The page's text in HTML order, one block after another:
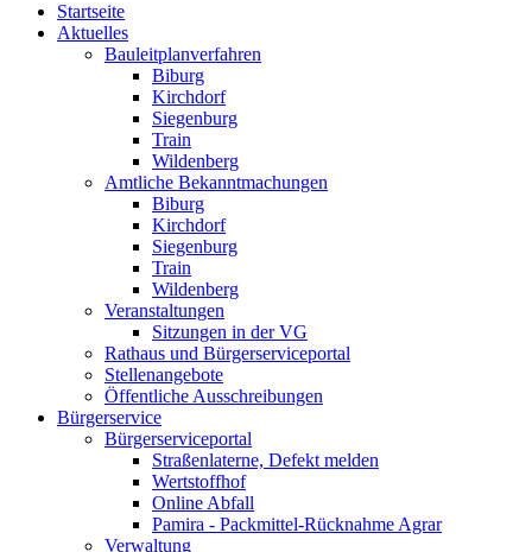
Startseite
Aktuelles
Bauleitplanverfahren
Biburg
Kirchdorf
Siegenburg
Train
Wildenberg
Amtliche Bekanntmachungen
Biburg
Kirchdorf
Siegenburg
Train
Wildenberg
Veranstaltungen
Sitzungen in der VG
Rathaus und Bürgerserviceportal
Stellenangebote
Öffentliche Ausschreibungen
Bürgerservice
Bürgerserviceportal
Straßenlaterne, Defekt melden
Wertstoffhof
Online Abfall
Pamira - Packmittel-Rücknahme Agrar
Verwaltung